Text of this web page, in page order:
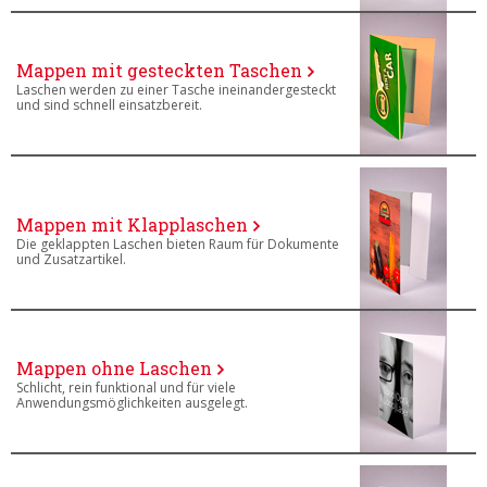
Mappen mit gesteckten Taschen
Laschen werden zu einer Tasche ineinandergesteckt
und sind schnell einsatzbereit.
Mappen mit Klapplaschen
Die geklappten Laschen bieten Raum für Dokumente
und Zusatzartikel.
Mappen ohne Laschen
Schlicht, rein funktional und für viele
Anwendungsmöglichkeiten ausgelegt.